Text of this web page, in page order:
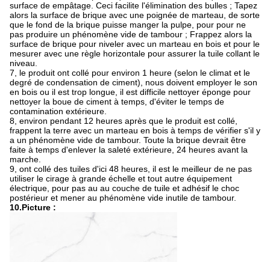
surface de empâtage. Ceci facilite l'élimination des bulles ; Tapez
alors la surface de brique avec une poignée de marteau, de sorte
que le fond de la brique puisse manger la pulpe, pour pour ne
pas produire un phénomène vide de tambour ; Frappez alors la
surface de brique pour niveler avec un marteau en bois et pour le
mesurer avec une règle horizontale pour assurer la tuile collant le
niveau.
7, le produit ont collé pour environ 1 heure (selon le climat et le
degré de condensation de ciment), nous doivent employer le son
en bois ou il est trop longue, il est difficile nettoyer éponge pour
nettoyer la boue de ciment à temps, d'éviter le temps de
contamination extérieure.
8, environ pendant 12 heures après que le produit est collé,
frappent la terre avec un marteau en bois à temps de vérifier s'il y
a un phénomène vide de tambour. Toute la brique devrait être
faite à temps d'enlever la saleté extérieure, 24 heures avant la
marche.
9, ont collé des tuiles d'ici 48 heures, il est le meilleur de ne pas
utiliser le cirage à grande échelle et tout autre équipement
électrique, pour pas au au couche de tuile et adhésif le choc
postérieur et mener au phénomène vide inutile de tambour.
10.Picture :